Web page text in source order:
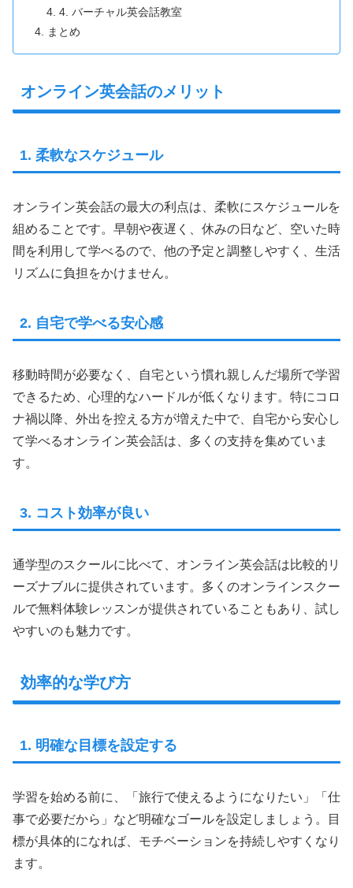
4. バーチャル英会話教室
まとめ
オンライン英会話のメリット
1. 柔軟なスケジュール
オンライン英会話の最大の利点は、柔軟にスケジュールを
組めることです。早朝や夜遅く、休みの日など、空いた時
間を利用して学べるので、他の予定と調整しやすく、生活
リズムに負担をかけません。
2. 自宅で学べる安心感
移動時間が必要なく、自宅という慣れ親しんだ場所で学習
できるため、心理的なハードルが低くなります。特にコロ
ナ禍以降、外出を控える方が増えた中で、自宅から安心し
て学べるオンライン英会話は、多くの支持を集めていま
す。
3. コスト効率が良い
通学型のスクールに比べて、オンライン英会話は比較的リ
ーズナブルに提供されています。多くのオンラインスクー
ルで無料体験レッスンが提供されていることもあり、試し
やすいのも魅力です。
効率的な学び方
1. 明確な目標を設定する
学習を始める前に、「旅行で使えるようになりたい」「仕
事で必要だから」など明確なゴールを設定しましょう。目
標が具体的になれば、モチベーションを持続しやすくなり
ます。